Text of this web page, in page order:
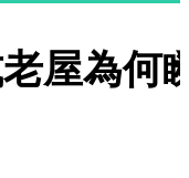
屋為何